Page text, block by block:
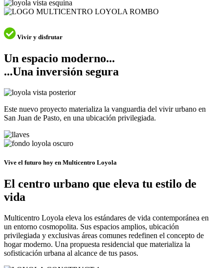
Vivir y disfrutar
Un espacio moderno...
...Una inversión segura
Este nuevo proyecto materializa la vanguardia del vivir urbano en
San Juan de Pasto, en una ubicación privilegiada.
Vive el futuro hoy en Multicentro Loyola
El centro urbano que eleva tu estilo de
vida
Multicentro Loyola eleva los estándares de vida contemporánea en
un entorno cosmopolita. Sus espacios amplios, ubicación
privilegiada y exclusivas áreas comunes redefinen el concepto de
hogar moderno. Una propuesta residencial que materializa la
sofisticación urbana al alcance de tus pasos.